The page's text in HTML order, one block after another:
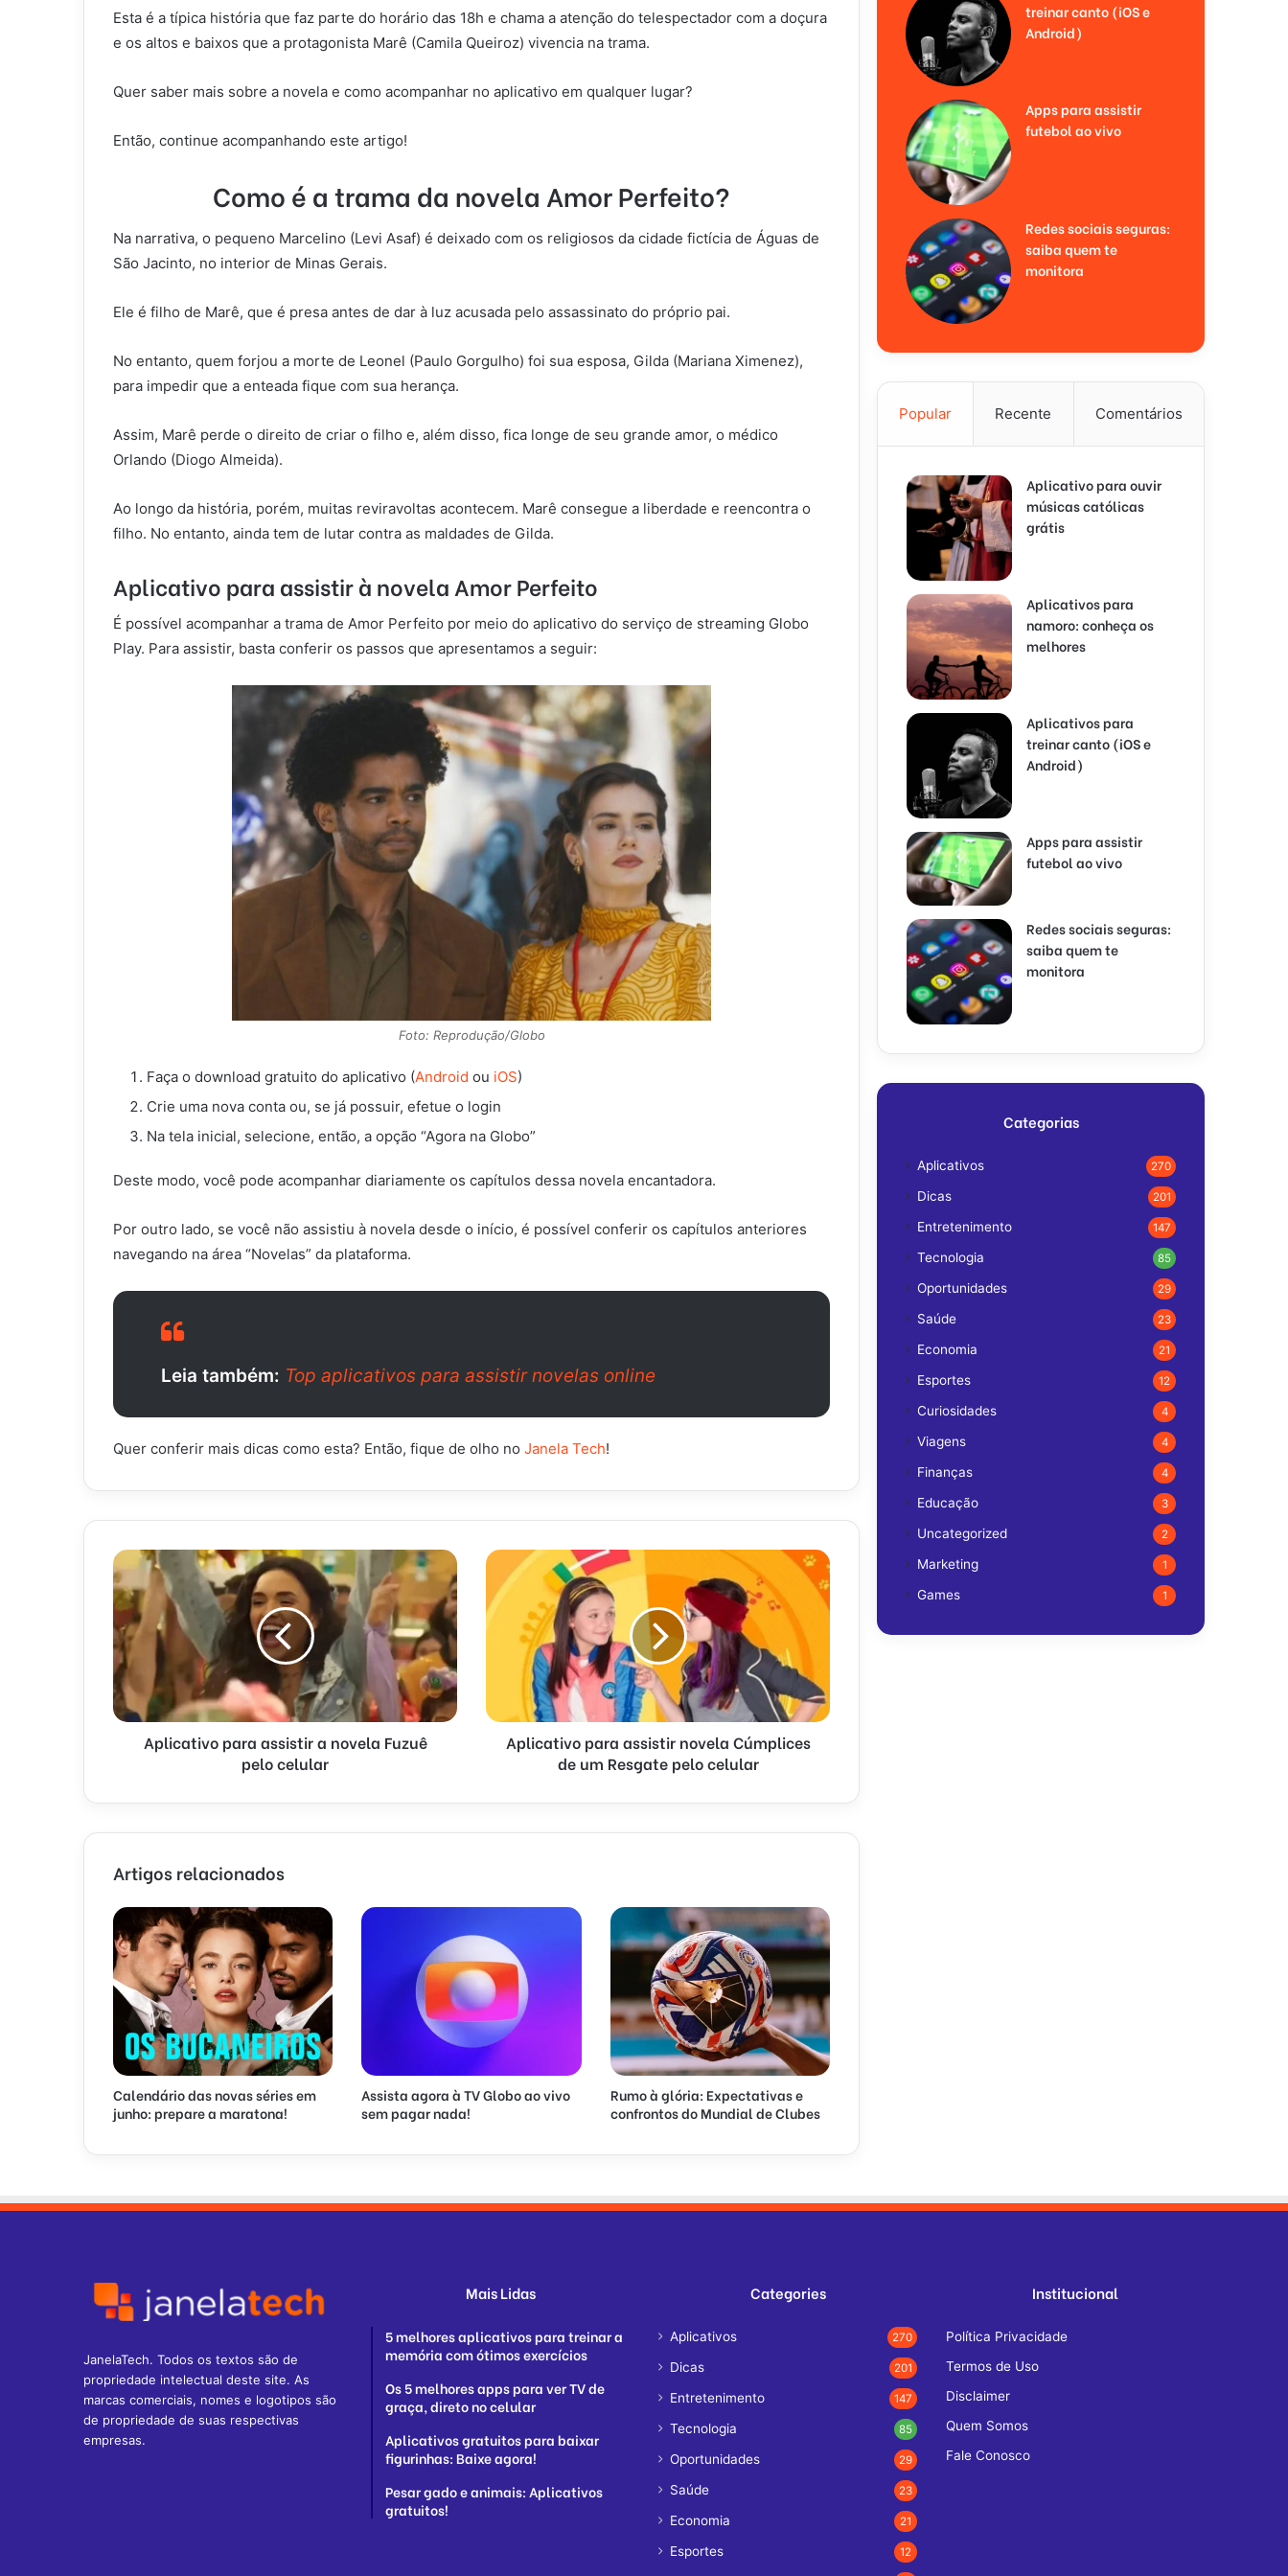
Esta é a típica história que faz parte do horário das 18h e chama a atenção do telespectador com a doçura
e os altos e baixos que a protagonista Marê (Camila Queiroz) vivencia na trama.
Quer saber mais sobre a novela e como acompanhar no aplicativo em qualquer lugar?
Então, continue acompanhando este artigo!
Como é a trama da novela Amor Perfeito?
Na narrativa, o pequeno Marcelino (Levi Asaf) é deixado com os religiosos da cidade fictícia de Águas de
São Jacinto, no interior de Minas Gerais.
Ele é filho de Marê, que é presa antes de dar à luz acusada pelo assassinato do próprio pai.
No entanto, quem forjou a morte de Leonel (Paulo Gorgulho) foi sua esposa, Gilda (Mariana Ximenez),
para impedir que a enteada fique com sua herança.
Assim, Marê perde o direito de criar o filho e, além disso, fica longe de seu grande amor, o médico
Orlando (Diogo Almeida).
Ao longo da história, porém, muitas reviravoltas acontecem. Marê consegue a liberdade e reencontra o
filho. No entanto, ainda tem de lutar contra as maldades de Gilda.
Aplicativo para assistir à novela Amor Perfeito
É possível acompanhar a trama de Amor Perfeito por meio do aplicativo do serviço de streaming Globo
Play. Para assistir, basta conferir os passos que apresentamos a seguir:
Foto: Reprodução/Globo
Faça o download gratuito do aplicativo (Android ou iOS)
Crie uma nova conta ou, se já possuir, efetue o login
Na tela inicial, selecione, então, a opção “Agora na Globo”
Deste modo, você pode acompanhar diariamente os capítulos dessa novela encantadora.
Por outro lado, se você não assistiu à novela desde o início, é possível conferir os capítulos anteriores
navegando na área “Novelas” da plataforma.
Leia também: Top aplicativos para assistir novelas online
Quer conferir mais dicas como esta? Então, fique de olho no Janela Tech!
Aplicativo para assistir a novela Fuzuê
pelo celular
Aplicativo para assistir novela Cúmplices
de um Resgate pelo celular
Artigos relacionados
Calendário das novas séries em
junho: prepare a maratona!
Assista agora à TV Globo ao vivo
sem pagar nada!
Rumo à glória: Expectativas e
confrontos do Mundial de Clubes
treinar canto (iOS e
Android)
Apps para assistir
futebol ao vivo
Redes sociais seguras:
saiba quem te
monitora
Popular Recente Comentários
Aplicativo para ouvir
músicas católicas
grátis
Aplicativos para
namoro: conheça os
melhores
Aplicativos para
treinar canto (iOS e
Android)
Apps para assistir
futebol ao vivo
Redes sociais seguras:
saiba quem te
monitora
Categorias
Aplicativos 270
Dicas 201
Entretenimento 147
Tecnologia 85
Oportunidades 29
Saúde 23
Economia 21
Esportes 12
Curiosidades 4
Viagens 4
Finanças 4
Educação 3
Uncategorized 2
Marketing 1
Games 1
JanelaTech. Todos os textos são de
propriedade intelectual deste site. As
marcas comerciais, nomes e logotipos são
de propriedade de suas respectivas
empresas.
Mais Lidas
5 melhores aplicativos para treinar a
memória com ótimos exercícios
Os 5 melhores apps para ver TV de
graça, direto no celular
Aplicativos gratuitos para baixar
figurinhas: Baixe agora!
Pesar gado e animais: Aplicativos
gratuitos!
Categories
Aplicativos 270
Dicas 201
Entretenimento 147
Tecnologia 85
Oportunidades 29
Saúde 23
Economia 21
Esportes 12
Institucional
Política Privacidade
Termos de Uso
Disclaimer
Quem Somos
Fale Conosco